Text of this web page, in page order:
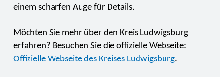
einem scharfen Auge für Details.
Möchten Sie mehr über den Kreis Ludwigsburg
erfahren? Besuchen Sie die offizielle Webseite:
Offizielle Webseite des Kreises Ludwigsburg.